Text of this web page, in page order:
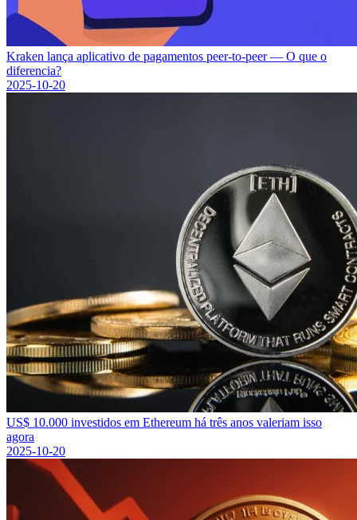
Kraken lança aplicativo de pagamentos peer-to-peer — O que o
diferencia?
2025-10-20
US$ 10.000 investidos em Ethereum há três anos valeriam isso
agora
2025-10-20